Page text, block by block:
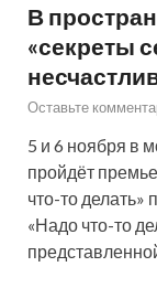
В
«секреты
Оставьте
5 и 6 ноября в
пройдёт
что-то
«Надо что-то